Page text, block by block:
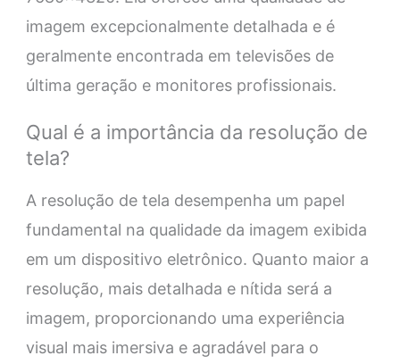
imagem excepcionalmente detalhada e é
geralmente encontrada em televisões de
última geração e monitores profissionais.
Qual é a importância da resolução de
tela?
A resolução de tela desempenha um papel
fundamental na qualidade da imagem exibida
em um dispositivo eletrônico. Quanto maior a
resolução, mais detalhada e nítida será a
imagem, proporcionando uma experiência
visual mais imersiva e agradável para o